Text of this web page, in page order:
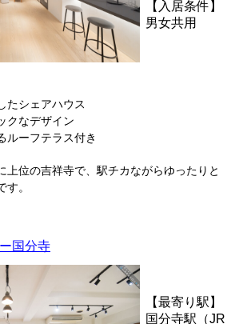
【入居条件】
男女共用
たシェアハウス
クなデザイン
ルーフテラス付き
上位の吉祥寺で、駅チカながらゆったりと
。
国分寺
【最寄り駅】
国分寺駅（JR